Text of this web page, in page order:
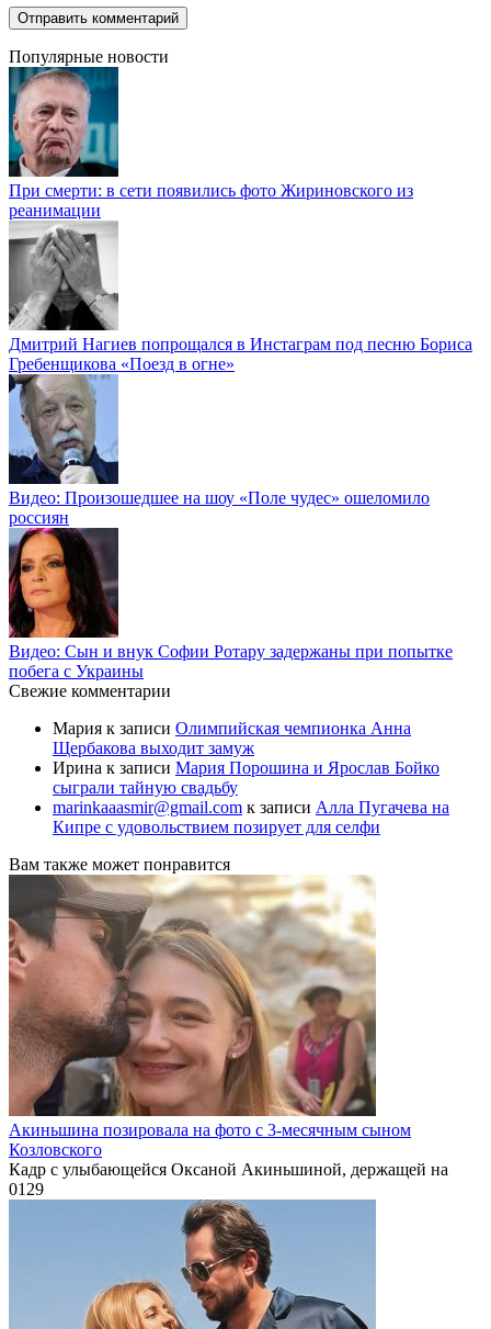
Популярные новости
При смерти: в сети появились фото Жириновского из
реанимации
Дмитрий Нагиев попрощался в Инстаграм под песню Бориса
Гребенщикова «Поезд в огне»
Видео: Произошедшее на шоу «Поле чудес» ошеломило
россиян
Видео: Сын и внук Софии Ротару задержаны при попытке
побега с Украины
Свежие комментарии
Мария к записи Олимпийская чемпионка Анна
Щербакова выходит замуж
Ирина к записи Мария Порошина и Ярослав Бойко
сыграли тайную свадьбу
marinkaaasmir@gmail.com к записи Алла Пугачева на
Кипре с удовольствием позирует для селфи
Вам также может понравится
Акиньшина позировала на фото с 3-месячным сыном
Козловского
Кадр с улыбающейся Оксаной Акиньшиной, держащей на
0129